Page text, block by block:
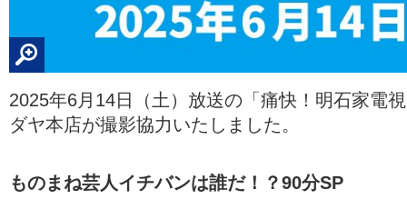
2025年6月14日（土）放送の「痛快！明石家電
ダヤ本店が撮影協力いたしました。
ものまね芸人イチバンは誰だ！？90分SP